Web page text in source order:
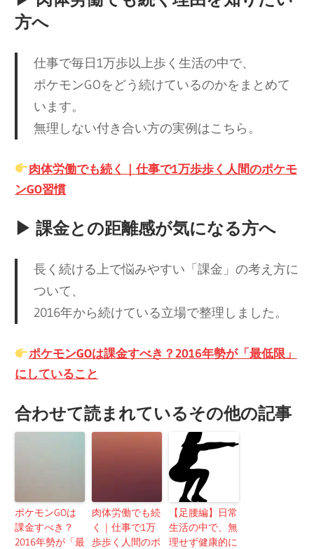
方へ
仕事で毎日1万歩以上歩く生活の中で、
ポケモンGOをどう続けているのかをまとめて
います。
無理しない付き合い方の実例はこちら。
肉体労働でも続く｜仕事で1万歩歩く人間のポケモ
ンGO習慣
▶ 課金との距離感が気になる方へ
長く続ける上で悩みやすい「課金」の考え方に
ついて、
2016年から続けている立場で整理しました。
ポケモンGOは課金すべき？2016年勢が「最低限」
にしていること
合わせて読まれているその他の記事
ポケモンGOは
課金すべき？
2016年勢が「最
肉体労働でも続
く｜仕事で1万
歩歩く人間のポ
【足腰編】日常
生活の中で、無
理せず健康的に